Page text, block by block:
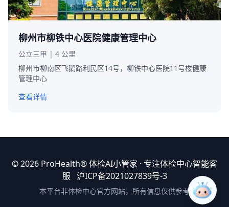
柳州市柳铁中心医院健康管理中心
公立三甲 | 4 公里
柳州市柳南区飞鹅路利民区14号，柳铁中心医院11号楼健康
管理中心
查看详情
© 2026 ProHealth®体检AI小管家 · 专注体检中心智能客
服 沪ICP备2021027839号-3
本平台非体检中心官方网站，所有信息仅供参考